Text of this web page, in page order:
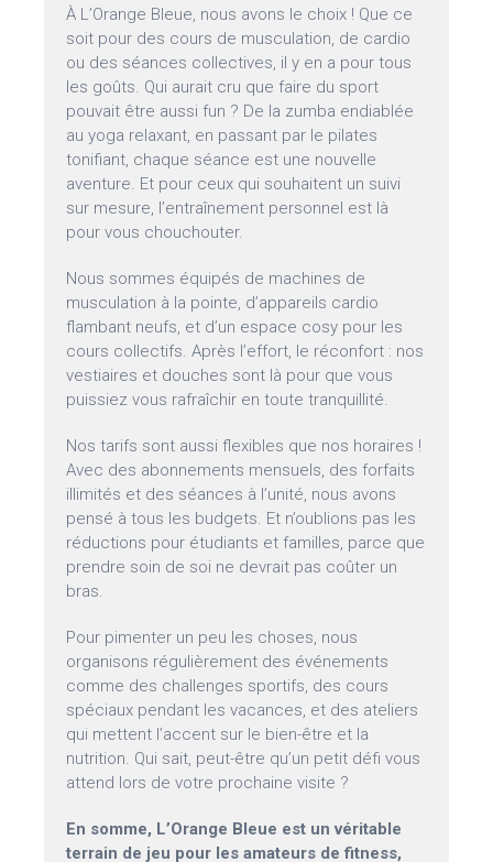
À L’Orange Bleue, nous avons le choix ! Que ce
soit pour des cours de musculation, de cardio
ou des séances collectives, il y en a pour tous
les goûts. Qui aurait cru que faire du sport
pouvait être aussi fun ? De la zumba endiablée
au yoga relaxant, en passant par le pilates
tonifiant, chaque séance est une nouvelle
aventure. Et pour ceux qui souhaitent un suivi
sur mesure, l’entraînement personnel est là
pour vous chouchouter.
Nous sommes équipés de machines de
musculation à la pointe, d’appareils cardio
flambant neufs, et d’un espace cosy pour les
cours collectifs. Après l’effort, le réconfort : nos
vestiaires et douches sont là pour que vous
puissiez vous rafraîchir en toute tranquillité.
Nos tarifs sont aussi flexibles que nos horaires !
Avec des abonnements mensuels, des forfaits
illimités et des séances à l’unité, nous avons
pensé à tous les budgets. Et n’oublions pas les
réductions pour étudiants et familles, parce que
prendre soin de soi ne devrait pas coûter un
bras.
Pour pimenter un peu les choses, nous
organisons régulièrement des événements
comme des challenges sportifs, des cours
spéciaux pendant les vacances, et des ateliers
qui mettent l’accent sur le bien-être et la
nutrition. Qui sait, peut-être qu’un petit défi vous
attend lors de votre prochaine visite ?
En somme, L’Orange Bleue est un véritable
terrain de jeu pour les amateurs de fitness,